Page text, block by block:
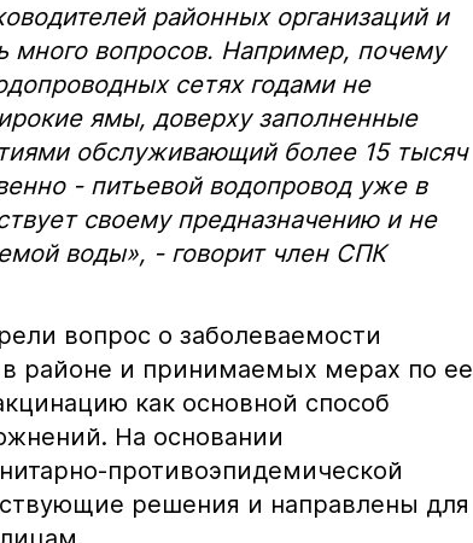
районных организаций и
много вопросов. Например, почему
сетях годами не
ямы, доверху заполненные
обслуживающий более 15 тысяч
- питьевой водопровод уже в
своему предназначению и не
воды», - говорит член СПК
вопрос о заболеваемости
районе и принимаемых мерах по ее
как основной способ
На основании
противоэпидемической
решения и направлены для